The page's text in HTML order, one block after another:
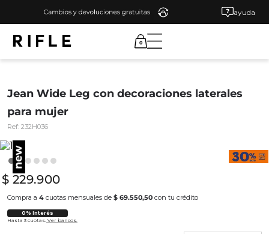
ayuda
0
Jean Wide Leg con decoraciones laterales
para mujer
Ref: 232H036
$ 229.900
Compra a 4 cuotas mensuales de $ 69.550,50 con tu crédito
0% Interés
Hasta 3 cuotas. Ver bancos.